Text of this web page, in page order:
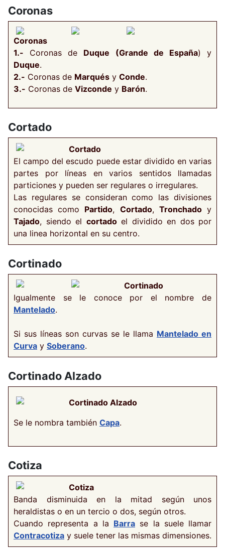
Coronas
Coronas
1.- Coronas de Duque (Grande de España) y
Duque.
2.- Coronas de Marqués y Conde.
3.- Coronas de Vizconde y Barón.
Cortado
Cortado
El campo del escudo puede estar dividido en varias
partes por líneas en varios sentidos llamadas
particiones y pueden ser regulares o irregulares.
Las regulares se consideran como las divisiones
conocidas como Partido, Cortado, Tronchadoy
Tajado, siendo el cortadoel dividido en dos por
una linea horizontal en su centro.
Cortinado
Cortinado
Igualmente se le conoce por el nombre de
Mantelado.
Si sus líneas son curvas se le llama Mantelado en
Curva y Soberano.
Cortinado Alzado
Cortinado Alzado
Se le nombra también Capa.
Cotiza
Cotiza
Banda disminuida en la mitad según unos
heraldistas o en un tercio o dos, según otros.
Cuando representa a la Barra se la suele llamar
Contracotiza y suele tener las mismas dimensiones.